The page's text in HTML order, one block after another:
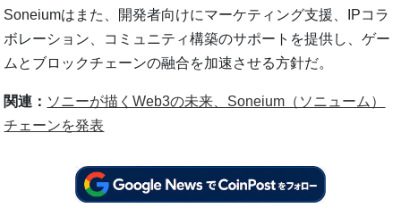
Soneiumはまた、開発者向けにマーケティング支援、IPコラ
ボレーション、コミュニティ構築のサポートを提供し、ゲー
ムとブロックチェーンの融合を加速させる方針だ。
関連： ソニーが描くWeb3の未来、Soneium（ソニューム）
チェーンを発表